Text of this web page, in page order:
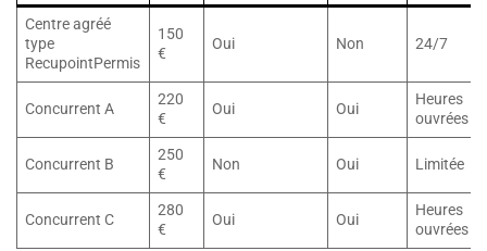
Centre agréé
type
RecupointPermis
150
€
Oui Non 24/7
Concurrent A
220
€
Oui Oui
Heures
ouvrées
Concurrent B
250
€
Non Oui Limitée
Concurrent C
280
€
Oui Oui
Heures
ouvrées